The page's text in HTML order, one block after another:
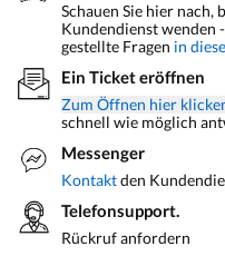
Schauen Sie hier nach,
Kundendienst wenden
gestellte Fragen in
Ein Ticket eröffnen
Zum Öffnen hier
schnell wie möglich
Messenger
Kontaktden
Telefonsupport.
Rückruf anfordern